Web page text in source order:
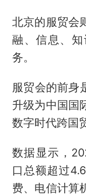
北京的服贸会
融、信息、
务。
服贸会的前身
升级为中国国
数字时代跨国
数据显示，
口总额超过
费、电信计算